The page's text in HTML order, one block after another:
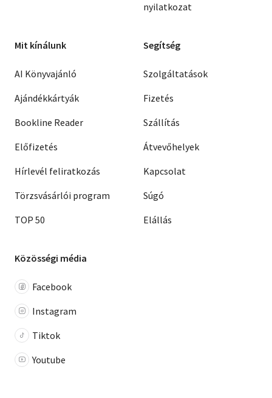
nyilatkozat
Mit kínálunk
AI Könyvajánló
Ajándékkártyák
Bookline Reader
Előfizetés
Hírlevél feliratkozás
Törzsvásárlói program
TOP 50
Segítség
Szolgáltatások
Fizetés
Szállítás
Átvevőhelyek
Kapcsolat
Súgó
Elállás
Közösségi média
Facebook
Instagram
Tiktok
Youtube